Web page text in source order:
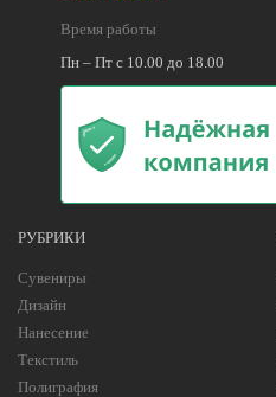
Время работы
Пн – Пт с 10.00 до 18.00
РУБРИКИ
Сувениры
Дизайн
Нанесение
Текстиль
Полиграфия